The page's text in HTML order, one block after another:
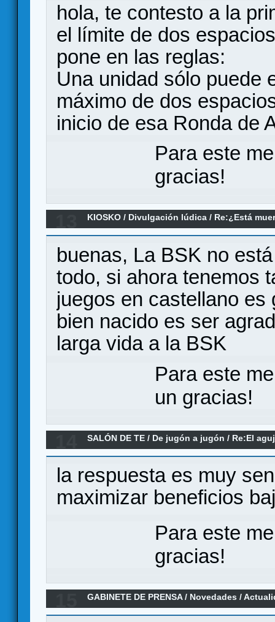
hola, te contesto a la
el límite de dos
pone en las reglas:
Una unidad sólo puede
máximo de dos
inicio de esa Ronda de
Para este
gracias!
KIOSKO / Divulgación lúdica / Re:¿Está
buenas, La BSK no
todo, si ahora tenemos
juegos en castellano
bien nacido es ser
larga vida a la BSK
Para este
un gracias!
SALÓN DE TE / De jugón a jugón / Re:El
la respuesta es muy
maximizar beneficios
Para este
gracias!
GABINETE DE PRENSA/ Novedades /